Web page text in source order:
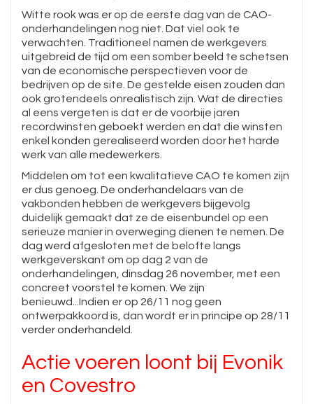
Witte rook was er op de eerste dag van de CAO-
onderhandelingen nog niet. Dat viel ook te
verwachten. Traditioneel namen de werkgevers
uitgebreid de tijd om een somber beeld te schetsen
van de economische perspectieven voor de
bedrijven op de site. De gestelde eisen zouden dan
ook grotendeels onrealistisch zijn. Wat de directies
al eens vergeten is dat er de voorbije jaren
recordwinsten geboekt werden en dat die winsten
enkel konden gerealiseerd worden door het harde
werk van alle medewerkers.
Middelen om tot een kwalitatieve CAO te komen zijn
er dus genoeg. De onderhandelaars van de
vakbonden hebben de werkgevers bijgevolg
duidelijk gemaakt dat ze de eisenbundel op een
serieuze manier in overweging dienen te nemen. De
dag werd afgesloten met de belofte langs
werkgeverskant om op dag 2 van de
onderhandelingen, dinsdag 26 november, met een
concreet voorstel te komen. We zijn
benieuwd...Indien er op 26/11 nog geen
ontwerpakkoord is, dan wordt er in principe op 28/11
verder onderhandeld.
Actie voeren loont bij Evonik
en Covestro